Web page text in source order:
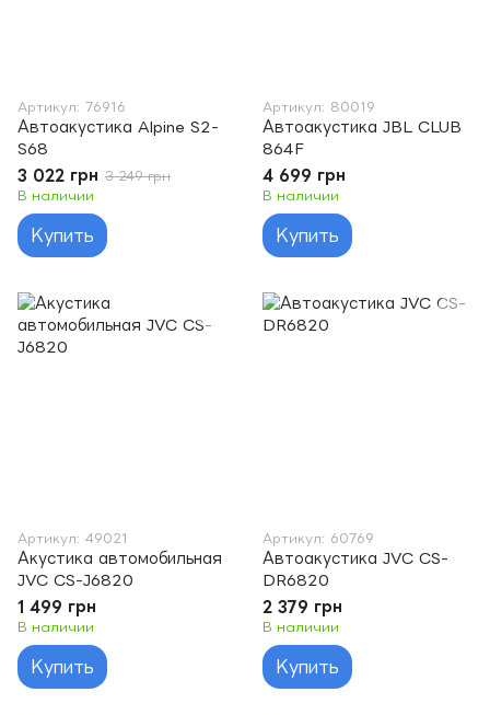
Артикул: 76916
Автоакустика Alpine S2-
S68
3 022 грн 3 249 грн
В наличии
Купить
Артикул: 80019
Автоакустика JBL CLUB
864F
4 699 грн
В наличии
Купить
Артикул: 49021
Акустика автомобильная
JVC CS-J6820
1 499 грн
В наличии
Купить
Артикул: 60769
Автоакустика JVC CS-
DR6820
2 379 грн
В наличии
Купить